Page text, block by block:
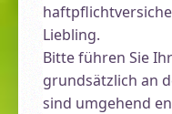
Liebling.
Bitte führen Sie
grundsätzlich an
sind umgehend